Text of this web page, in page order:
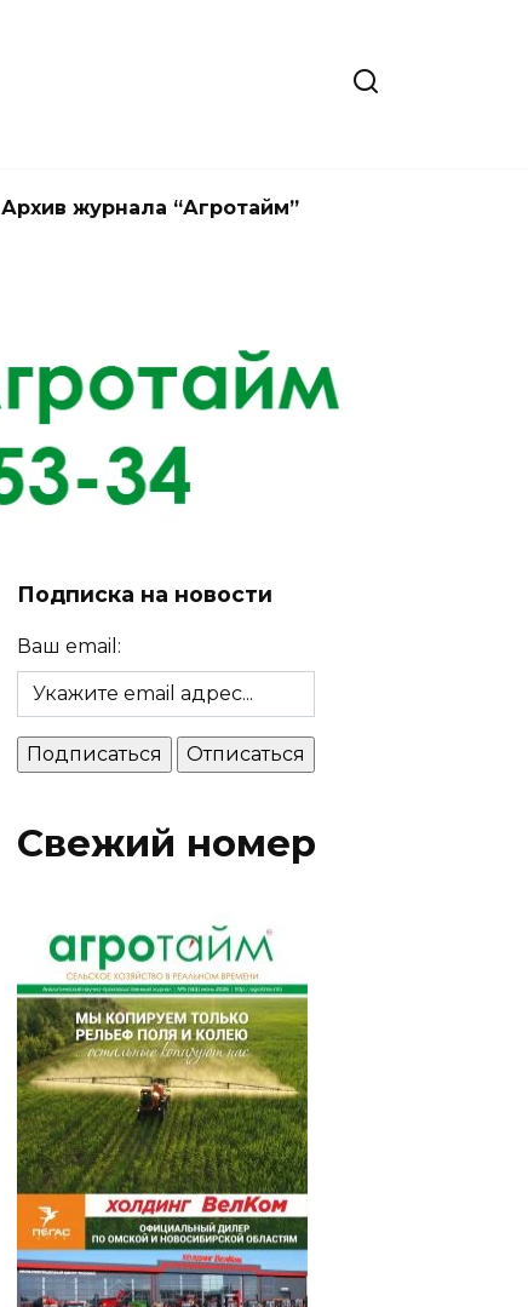
Архив журнала “Агротайм”
Подписка на новости
Ваш email:
Свежий номер